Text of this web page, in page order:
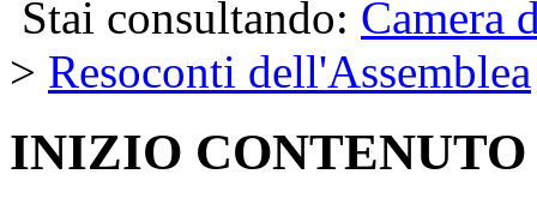
Stai consultando: Camera
> Resoconti dell'Assemblea
INIZIO CONTENUTO